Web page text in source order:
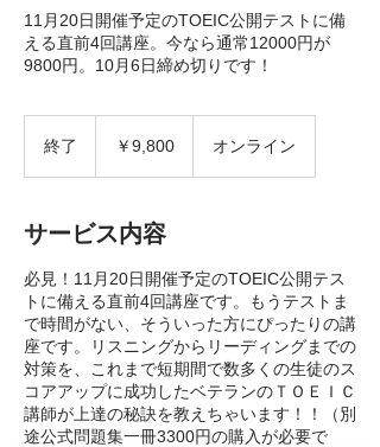
11月20日開催予定のTOEIC公開テストに備
える直前4回講座。今なら通常12000円が
9800円。10月6日締め切りです！
終了 ￥9,800 オンライン
サービス内容
必見！11月20日開催予定のTOEIC公開テス
トに備える直前4回講座です。もうテストま
で時間がない、そういった方にぴったりの講
座です。リスニングからリーディングまでの
対策を、これまで短期間で数多くの生徒のス
コアアップに成功したベテランのＴＯＥＩＣ
講師が上達の秘訣を教えちゃいます！！（別
途公式問題集一冊3300円の購入が必要で